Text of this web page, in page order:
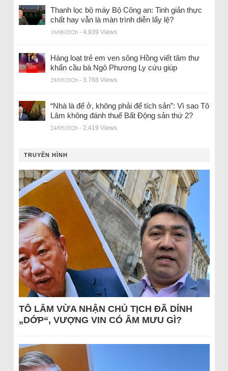
Thanh lọc bộ máy Bộ Công an: Tinh giản thực
chất hay vẫn là màn trình diễn lấy lệ?
16/06/2026 - 4.939 Views
Hàng loạt trẻ em ven sông Hồng viết tâm thư
khẩn cầu bà Ngô Phương Ly cứu giúp
28/05/2026 - 3.768 Views
“Nhà là để ở, không phải để tích sản”: Vì sao Tô
Lâm không đánh thuế Bất Động sản thứ 2?
24/05/2026 - 2.419 Views
TRUYỀN HÌNH
TÔ LÂM VỪA NHẬN CHỦ TỊCH ĐÃ DÍNH
„DỚP“, VƯỢNG VIN CÓ ÂM MƯU GÌ?